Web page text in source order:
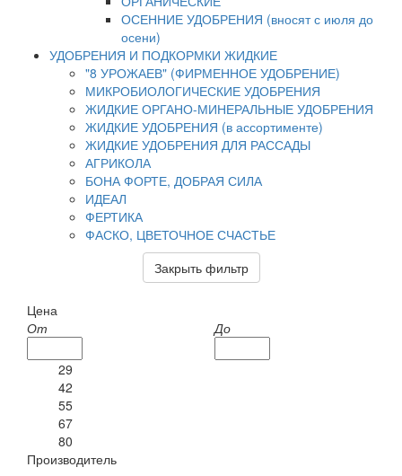
ОСЕННИЕ УДОБРЕНИЯ (вносят с июля до
осени)
УДОБРЕНИЯ И ПОДКОРМКИ ЖИДКИЕ
"8 УРОЖАЕВ" (ФИРМЕННОЕ УДОБРЕНИЕ)
МИКРОБИОЛОГИЧЕСКИЕ УДОБРЕНИЯ
ЖИДКИЕ ОРГАНО-МИНЕРАЛЬНЫЕ УДОБРЕНИЯ
ЖИДКИЕ УДОБРЕНИЯ (в ассортименте)
ЖИДКИЕ УДОБРЕНИЯ ДЛЯ РАССАДЫ
АГРИКОЛА
БОНА ФОРТЕ, ДОБРАЯ СИЛА
ИДЕАЛ
ФЕРТИКА
ФАСКО, ЦВЕТОЧНОЕ СЧАСТЬЕ
Закрыть фильтр
Цена
От
До
29
42
55
67
80
Производитель